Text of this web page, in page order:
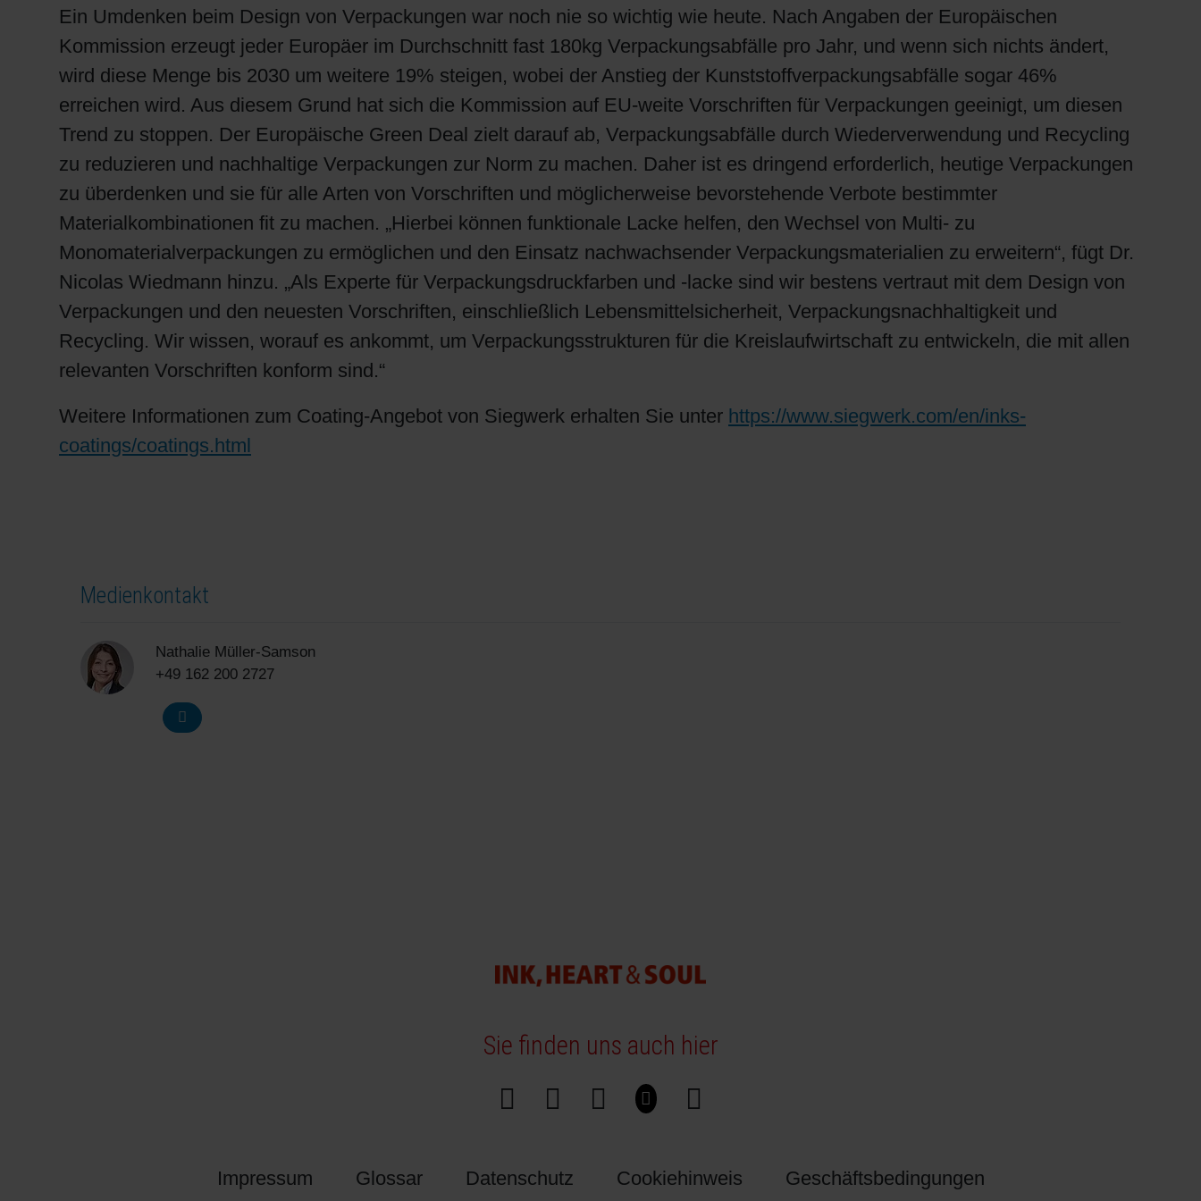
Ein Umdenken beim Design von Verpackungen war noch nie so wichtig wie heute. Nach Angaben der Europäischen
Kommission erzeugt jeder Europäer im Durchschnitt fast 180kg Verpackungsabfälle pro Jahr, und wenn sich nichts ändert,
wird diese Menge bis 2030 um weitere 19% steigen, wobei der Anstieg der Kunststoffverpackungsabfälle sogar 46%
erreichen wird. Aus diesem Grund hat sich die Kommission auf EU-weite Vorschriften für Verpackungen geeinigt, um diesen
Trend zu stoppen. Der Europäische Green Deal zielt darauf ab, Verpackungsabfälle durch Wiederverwendung und Recycling
zu reduzieren und nachhaltige Verpackungen zur Norm zu machen. Daher ist es dringend erforderlich, heutige Verpackungen
zu überdenken und sie für alle Arten von Vorschriften und möglicherweise bevorstehende Verbote bestimmter
Materialkombinationen fit zu machen. „Hierbei können funktionale Lacke helfen, den Wechsel von Multi- zu
Monomaterialverpackungen zu ermöglichen und den Einsatz nachwachsender Verpackungsmaterialien zu erweitern“, fügt Dr.
Nicolas Wiedmann hinzu. „Als Experte für Verpackungsdruckfarben und -lacke sind wir bestens vertraut mit dem Design von
Verpackungen und den neuesten Vorschriften, einschließlich Lebensmittelsicherheit, Verpackungsnachhaltigkeit und
Recycling. Wir wissen, worauf es ankommt, um Verpackungsstrukturen für die Kreislaufwirtschaft zu entwickeln, die mit allen
relevanten Vorschriften konform sind.“
Weitere Informationen zum Coating-Angebot von Siegwerk erhalten Sie unter https://www.siegwerk.com/en/inks-
coatings/coatings.html
Medienkontakt
Nathalie Müller-Samson
+49 162 200 2727
Sie finden uns auch hier
Impressum Glossar Datenschutz Cookiehinweis Geschäftsbedingungen